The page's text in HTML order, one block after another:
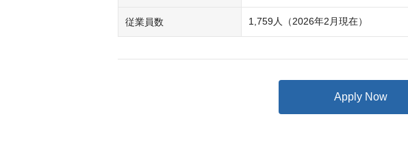
従業員数 1,759人（2026年2月現在）
Apply Now